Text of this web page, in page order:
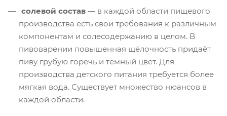
солевой состав — в каждой области пищевого
производства есть свои требования к различным
компонентам и солесодержанию в целом. В
пивоварении повышенная щёлочность придаёт
пиву грубую горечь и тёмный цвет. Для
производства детского питания требуется более
мягкая вода. Существует множество нюансов в
каждой области.